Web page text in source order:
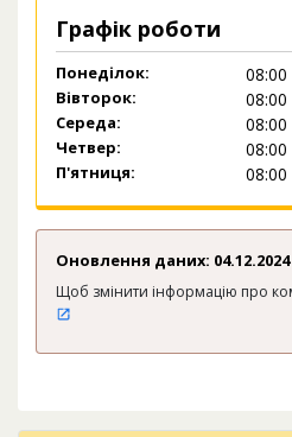
Графік роботи
Понеділок:
Вівторок:
Середа:
Четвер:
П'ятниця:
Оновлення даних:
Щоб змінити інформацію про